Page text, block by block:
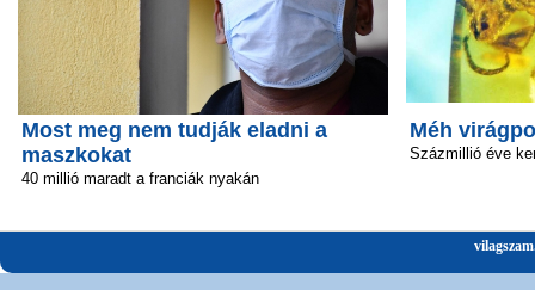
Most meg nem tudják eladni a
maszkokat
40 millió maradt a franciák nyakán
Méh
Százmillió éve